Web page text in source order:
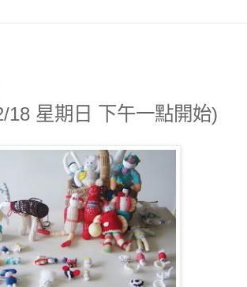
18 星期日 下午一點開始)